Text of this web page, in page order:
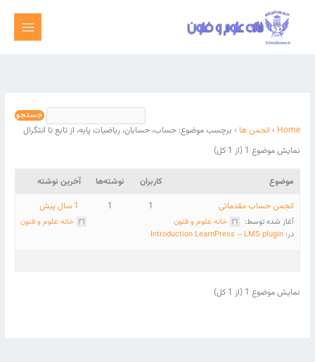
Home
› انجمن ها › برچسب موضوع: حساب، حسابان، ریاضیات پایه، از تابع تا انتگرال
نمایش موضوع 1 (از 1 کل)
موضوع کاربران نوشته‌ها
آخرین نوشته
انجمن حساب مقدماتی
آغاز شده توسط:
خانه علوم و فنون
در:Introduction LearnPress – LMS plugin
1
1 1 سال پیش
خانه علوم و فنون
نمایش موضوع 1 (از 1 کل)